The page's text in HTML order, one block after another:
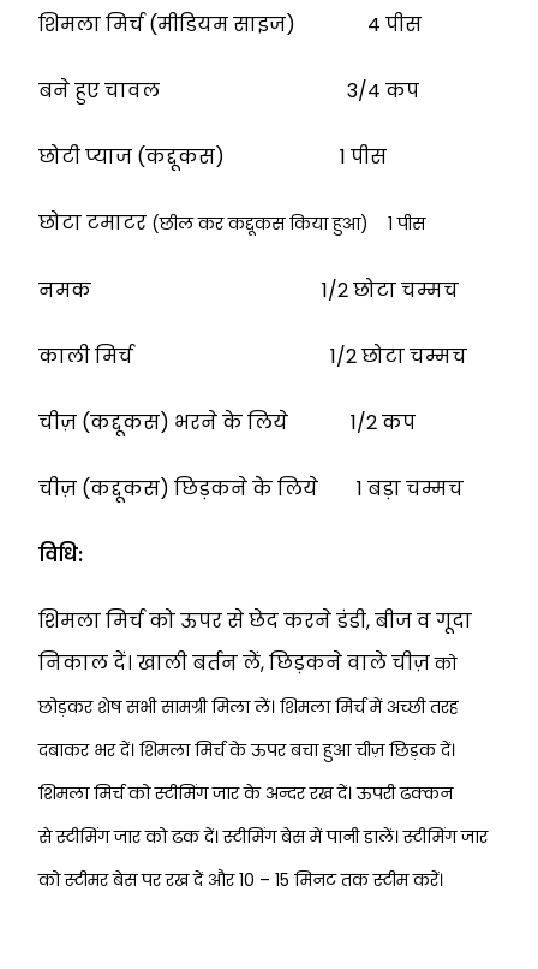
शिमला मिर्च (मीडियम साइज) 4 पीस
बने हुए चावल 3/4 कप
छोटी प्याज (कद्दूकस) 1 पीस
छोटा टमाटर (छील कर कद्दूकस किया हुआ) 1 पीस
नमक 1/2 छोटा चम्मच
काली मिर्च 1/2 छोटा चम्मच
चीज़ (कद्दूकस) भरने के लिये 1/2 कप
चीज़ (कद्दूकस) छिड़कने के लिये 1 बड़ा चम्मच
विधि:
शिमला मिर्च को ऊपर से छेद करने डंडी, बीज व गूदा
निकाल दें। खाली बर्तन लें, छिड़कने वाले चीज़को
छोड़कर शेष सभी सामग्री मिला लें। शिमला मिर्च में अच्छी तरह
दबाकर भर दें। शिमला मिर्च केऊपर बचा हुआ चीज़ छिड़क दें।
शिमला मिर्च को स्टीमिंग जार के अन्दर रख दें। ऊपरी ढक्कन
सेस्टीमिंग जार को ढक दें। स्टीमिंग बेस में पानी डालें। स्टीमिंग जार
को स्टीमर बेस पर रख दें और10 – 15 मिनट तक स्टीम करें।